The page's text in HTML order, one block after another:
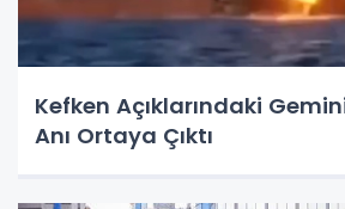
Kefken Açıklarındaki
Anı Ortaya Çıktı